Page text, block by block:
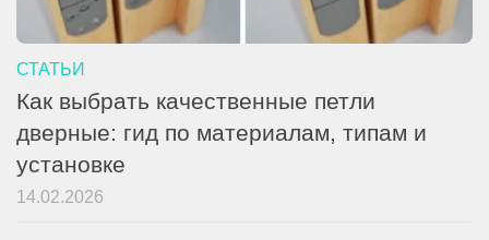
СТАТЬИ
Как выбрать качественные петли
дверные: гид по материалам, типам и
установке
14.02.2026